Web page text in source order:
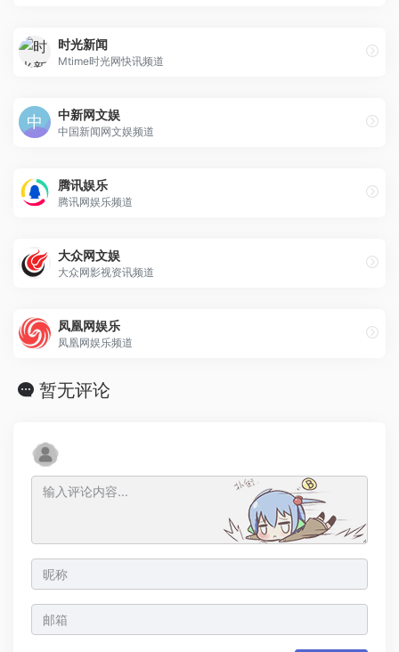
时光新闻
Mtime时光网快讯频道
中新网文娱
中国新闻网文娱频道
腾讯娱乐
腾讯网娱乐频道
大众网文娱
大众网影视资讯频道
凤凰网娱乐
凤凰网娱乐频道
暂无评论